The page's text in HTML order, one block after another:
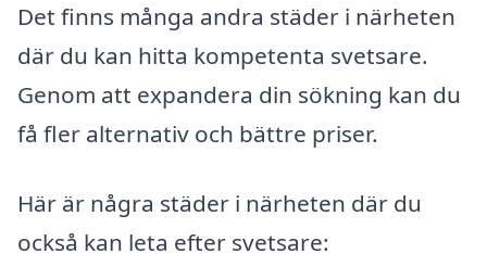
Det finns många andra städer i närheten
där du kan hitta kompetenta svetsare.
Genom att expandera din sökning kan du
få fler alternativ och bättre priser.
Här är några städer i närheten där du
också kan leta efter svetsare: